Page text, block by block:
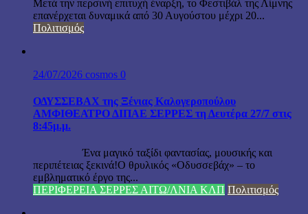
Μετά την περσινή επιτυχή έναρξη, το Φεστιβάλ της Λίμνης
επανέρχεται δυναμικά από 30 Αυγούστου μέχρι 20...
Πολιτισμός
24/07/2026 cosmos 0
ΟΔΥΣΣΕΒΑΧ της Ξένιας Καλογεροπούλου
ΑΜΦΙΘΕΑΤΡΟ ΔΙΠΑΕ ΣΕΡΡΕΣ τη Δευτέρα 27/7 στις
8:45μ.μ.
Ένα μαγικό ταξίδι φαντασίας, μουσικής και
περιπέτειας ξεκινά!Ο θρυλικός «Οδυσσεβάχ» – το
εμβληματικό έργο της...
ΠΕΡΙΦΕΡΕΙΑ ΣΕΡΡΕΣ ΑΙΤΩ/ΛΝΙΑ ΚΛΠ Πολιτισμός